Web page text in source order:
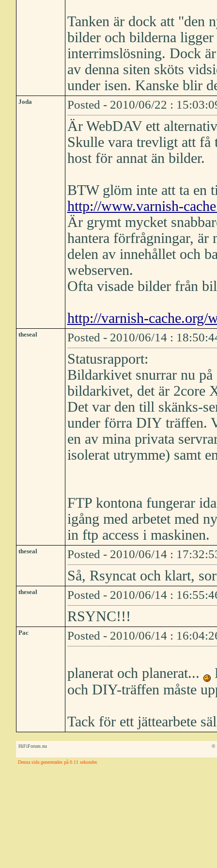
Tanken är dock att "den
bilder och bilderna
interrimslösning. Dock
av denna siten sköts
under isen. Kanske blir
Joda Posted - 2010/06/22 :
Är WebDAV ett
Skulle vara trevligt att få
host för annat än bilder.
BTW glöm inte att ta en
http://www.varnish-
Är grymt mycket
hantera förfrågningar, är
delen av innehållet och
webserven.
Ofta visade bilder från
http://varnish-cache.org/
theseal Posted - 2010/06/14 :
Statusrapport:
Bildarkivet snurrar nu
bildarkivet, det är 2core
Det var den till skänks-
under förra DIY träffen.
en av mina privata
isolerat utrymme) samt
FTP kontona fungerar
igång med arbetet med
in ftp access i maskinen.
theseal Posted - 2010/06/14 :
Så, Rsyncat och klart,
theseal Posted - 2010/06/14 :
RSYNC!!!
Pac Posted - 2010/06/14 :
planerat och planerat...
och DIY-träffen måste
Tack för ett jättearbete
HiFiForum.nu ©
Denna sida genererades på 0.11 sekunder.